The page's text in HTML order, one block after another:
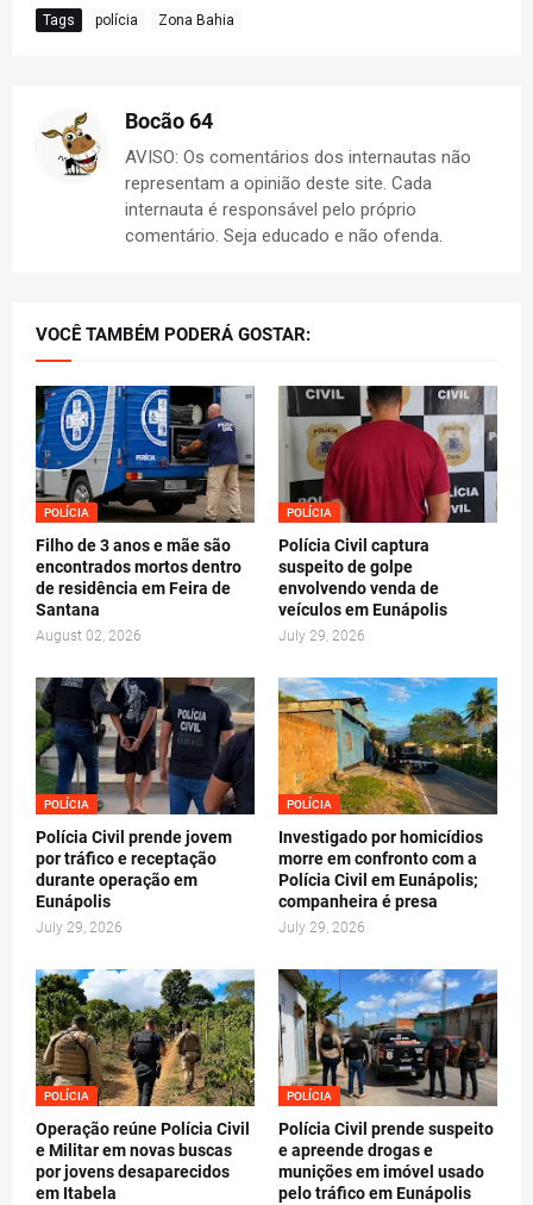
Tags polícia Zona Bahia
Bocão 64
AVISO: Os comentários dos internautas não
representam a opinião deste site. Cada
internauta é responsável pelo próprio
comentário. Seja educado e não ofenda.
VOCÊ TAMBÉM PODERÁ GOSTAR:
POLÍCIA
Filho de 3 anos e mãe são
encontrados mortos dentro
de residência em Feira de
Santana
August 02, 2026
POLÍCIA
Polícia Civil captura
suspeito de golpe
envolvendo venda de
veículos em Eunápolis
July 29, 2026
POLÍCIA
Polícia Civil prende jovem
por tráfico e receptação
durante operação em
Eunápolis
July 29, 2026
POLÍCIA
Investigado por homicídios
morre em confronto com a
Polícia Civil em Eunápolis;
companheira é presa
July 29, 2026
POLÍCIA
Operação reúne Polícia Civil
e Militar em novas buscas
por jovens desaparecidos
em Itabela
POLÍCIA
Polícia Civil prende suspeito
e apreende drogas e
munições em imóvel usado
pelo tráfico em Eunápolis